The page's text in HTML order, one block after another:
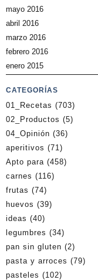
mayo 2016
abril 2016
marzo 2016
febrero 2016
enero 2015
CATEGORÍAS
01_Recetas (703)
02_Productos (5)
04_Opinión (36)
aperitivos (71)
Apto para (458)
carnes (116)
frutas (74)
huevos (39)
ideas (40)
legumbres (34)
pan sin gluten (2)
pasta y arroces (79)
pasteles (102)